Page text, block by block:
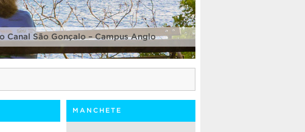
Canal São Gonçalo – Campus Anglo
MANCHETE